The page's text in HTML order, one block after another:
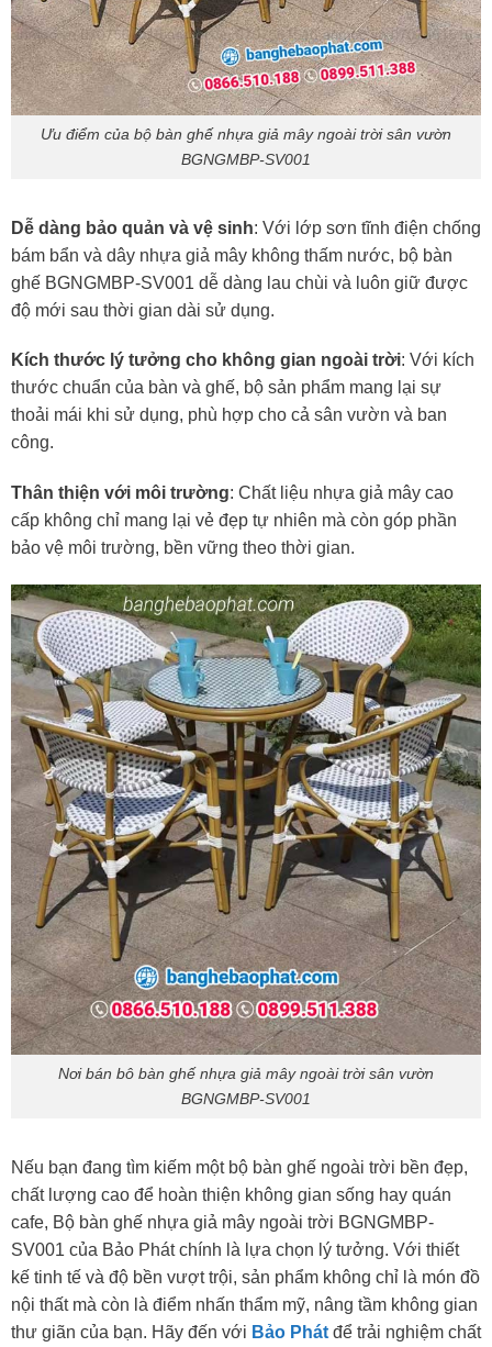
Ưu điểm của bộ bàn ghế nhựa giả mây ngoài trời sân vườn
BGNGMBP-SV001
Dễ dàng bảo quản và vệ sinh: Với lớp sơn tĩnh điện chống
bám bẩn và dây nhựa giả mây không thấm nước, bộ bàn
ghế BGNGMBP-SV001 dễ dàng lau chùi và luôn giữ được
độ mới sau thời gian dài sử dụng.
Kích thước lý tưởng cho không gian ngoài trời: Với kích
thước chuẩn của bàn và ghế, bộ sản phẩm mang lại sự
thoải mái khi sử dụng, phù hợp cho cả sân vườn và ban
công.
Thân thiện với môi trường: Chất liệu nhựa giả mây cao
cấp không chỉ mang lại vẻ đẹp tự nhiên mà còn góp phần
bảo vệ môi trường, bền vững theo thời gian.
Nơi bán bô bàn ghế nhựa giả mây ngoài trời sân vườn
BGNGMBP-SV001
Nếu bạn đang tìm kiếm một bộ bàn ghế ngoài trời bền đẹp,
chất lượng cao để hoàn thiện không gian sống hay quán
cafe, Bộ bàn ghế nhựa giả mây ngoài trời BGNGMBP-
SV001 của Bảo Phát chính là lựa chọn lý tưởng. Với thiết
kế tinh tế và độ bền vượt trội, sản phẩm không chỉ là món đồ
nội thất mà còn là điểm nhấn thẩm mỹ, nâng tầm không gian
thư giãn của bạn. Hãy đến với Bảo Phát để trải nghiệm chất